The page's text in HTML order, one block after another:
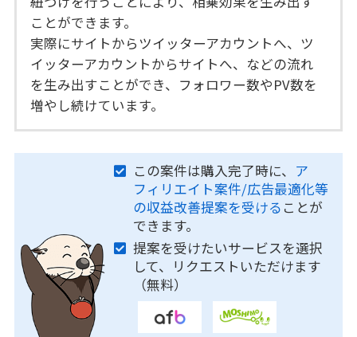
ことができます。
実際にサイトからツイッターアカウントへ、ツ
イッターアカウントからサイトへ、などの流れ
を生み出すことができ、フォロワー数やPV数を
増やし続けています。
この案件は購入完了時に、 ア
フィリエイト案件/広告最適化等
の収益改善提案を受ける ことが
できます。
提案を受けたいサービスを選択
して、リクエストいただけます
（無料）